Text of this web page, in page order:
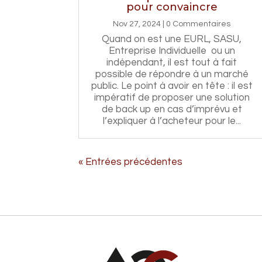
pour convaincre
Nov 27, 2024 | 0 Commentaires
Quand on est une EURL, SASU,
Entreprise Individuelle ou un
indépendant, il est tout à fait
possible de répondre à un marché
public. Le point à avoir en tête : il est
impératif de proposer une solution
de back up en cas d’imprévu et
l’expliquer à l’acheteur pour le...
« Entrées précédentes